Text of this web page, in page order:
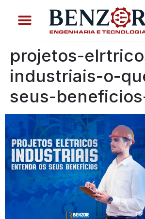
projetos-
industriais-o-
seus-